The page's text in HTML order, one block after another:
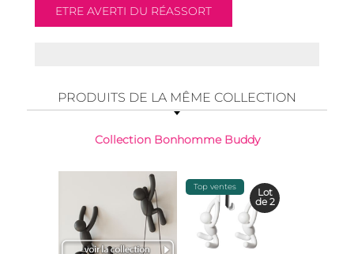
PRODUITS DE LA MÊME COLLECTION
Collection Bonhomme Buddy
Top ventes
Lot
de 2